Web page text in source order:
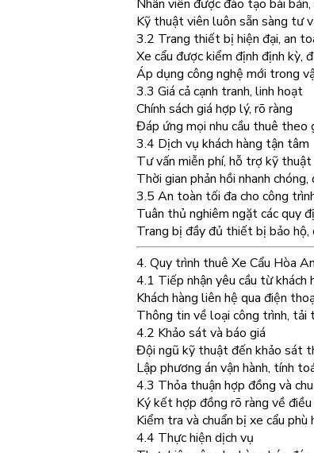
Nhân viên được đào tạo bài
Kỹ thuật viên luôn sẵn sàng tư
3.2 Trang thiết bị hiện đại, an
Xe cẩu được kiểm định định kỳ,
Áp dụng công nghệ mới trong
3.3 Giá cả cạnh tranh, linh hoạt
Chính sách giá hợp lý, rõ ràng
Đáp ứng mọi nhu cầu thuê theo
3.4 Dịch vụ khách hàng tận tâm
Tư vấn miễn phí, hỗ trợ kỹ
Thời gian phản hồi nhanh
3.5 An toàn tối đa cho công
Tuân thủ nghiêm ngặt các quy
Trang bị đầy đủ thiết bị bảo hộ,
4. Quy trình thuê Xe Cẩu Hòa
4.1 Tiếp nhận yêu cầu từ khách
Khách hàng liên hệ qua điện
Thông tin về loại công trình, tải
4.2 Khảo sát và báo giá
Đội ngũ kỹ thuật đến khảo sát
Lập phương án vận hành, tính
4.3 Thỏa thuận hợp đồng và
Ký kết hợp đồng rõ ràng về
Kiểm tra và chuẩn bị xe cẩu phù
4.4 Thực hiện dịch vụ